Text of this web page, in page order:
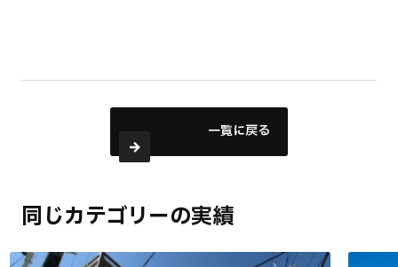
一覧に戻る
同じカテゴリーの実績